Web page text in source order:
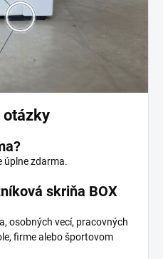
otázky
úplne zdarma.
skriňa BOX
osobných vecí, pracovných
firme alebo športovom